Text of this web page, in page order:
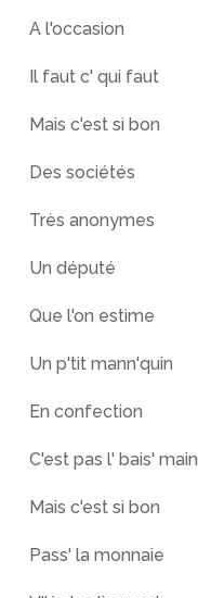
A l'occasion
Il faut c' qui faut
Mais c'est si bon
Des sociétés
Très anonymes
Un député
Que l'on estime
Un p'tit mann'quin
En confection
C'est pas l' bais' main
Mais c'est si bon
Pass' la monnaie